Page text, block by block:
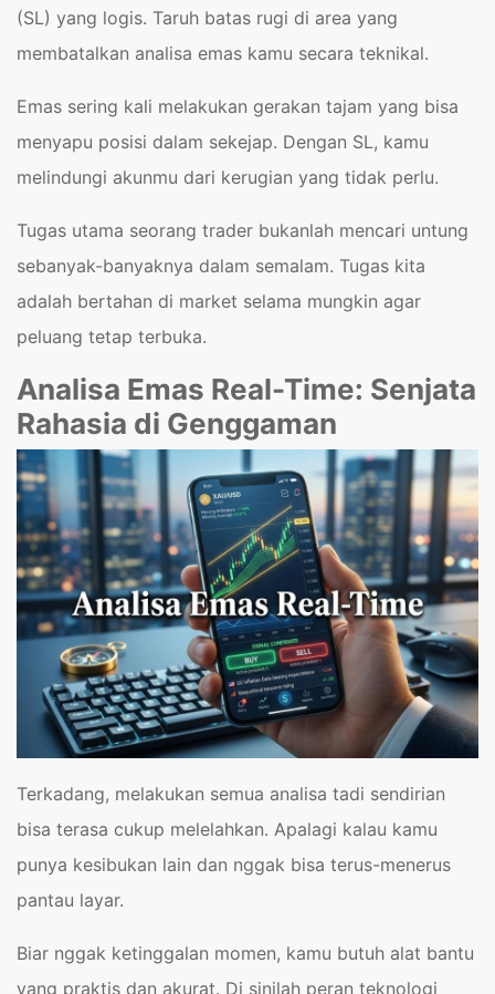
(SL) yang logis. Taruh batas rugi di area yang
membatalkan analisa emas kamu secara teknikal.
Emas sering kali melakukan gerakan tajam yang bisa
menyapu posisi dalam sekejap. Dengan SL, kamu
melindungi akunmu dari kerugian yang tidak perlu.
Tugas utama seorang trader bukanlah mencari untung
sebanyak-banyaknya dalam semalam. Tugas kita
adalah bertahan di market selama mungkin agar
peluang tetap terbuka.
Analisa Emas Real-Time: Senjata
Rahasia di Genggaman
Terkadang, melakukan semua analisa tadi sendirian
bisa terasa cukup melelahkan. Apalagi kalau kamu
punya kesibukan lain dan nggak bisa terus-menerus
pantau layar.
Biar nggak ketinggalan momen, kamu butuh alat bantu
yang praktis dan akurat. Di sinilah peran teknologi